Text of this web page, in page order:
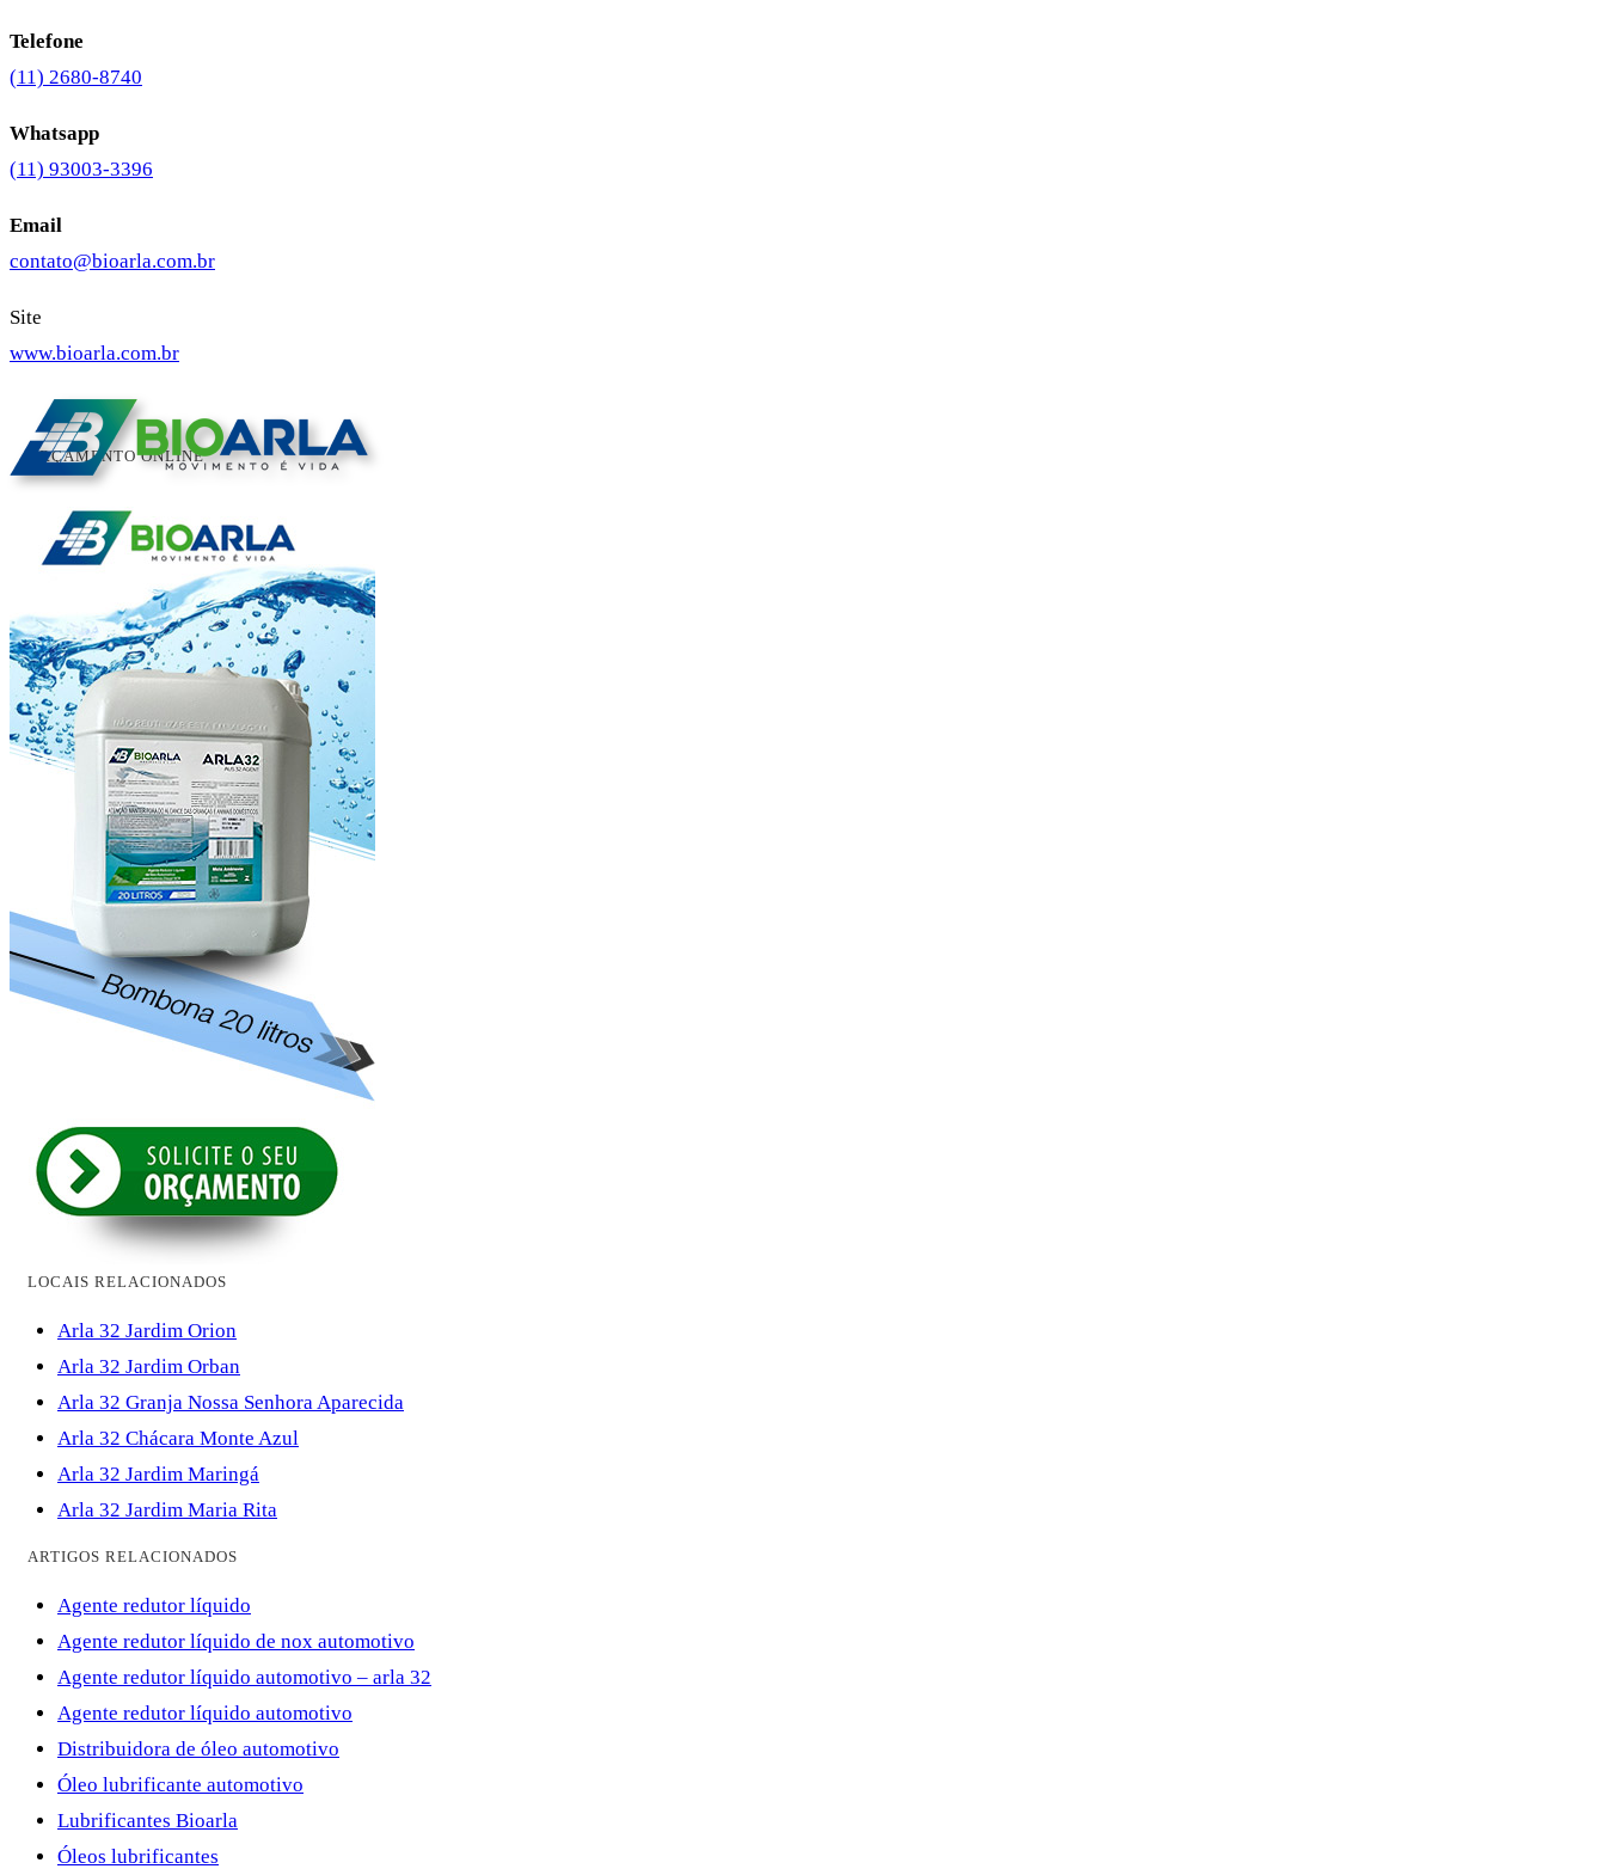
Telefone
(11) 2680-8740
Whatsapp
(11) 93003-3396
Email
contato@bioarla.com.br
Site
www.bioarla.com.br
ORÇAMENTO ONLINE
LOCAIS RELACIONADOS
Arla 32 Jardim Orion
Arla 32 Jardim Orban
Arla 32 Granja Nossa Senhora Aparecida
Arla 32 Chácara Monte Azul
Arla 32 Jardim Maringá
Arla 32 Jardim Maria Rita
ARTIGOS RELACIONADOS
Agente redutor líquido
Agente redutor líquido de nox automotivo
Agente redutor líquido automotivo – arla 32
Agente redutor líquido automotivo
Distribuidora de óleo automotivo
Óleo lubrificante automotivo
Lubrificantes Bioarla
Óleos lubrificantes